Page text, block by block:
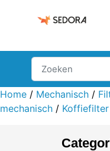
Home / Mechanisch /
mechanisch / Koffiefilter